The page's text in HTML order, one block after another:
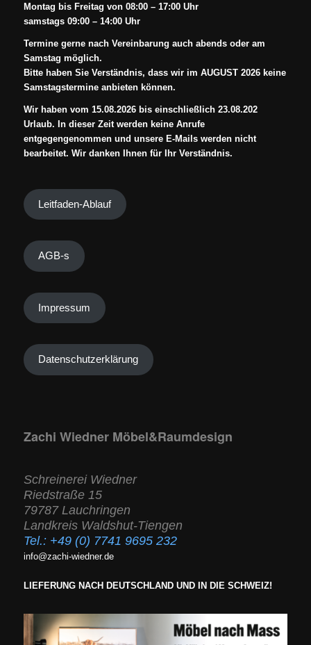
Montag bis Freitag von 08:00 – 17:00 Uhr
samstags 09:00 – 14:00 Uhr
Termine gerne nach Vereinbarung auch abends oder am
Samstag möglich.
Bitte haben Sie Verständnis, dass wir im AUGUST 2026 keine
Samstagstermine anbieten können.
Wir haben vom 15.08.2026 bis einschließlich 23.08.202
Urlaub. In dieser Zeit werden keine Anrufe
entgegengenommen und unsere E-Mails werden nicht
bearbeitet. Wir danken Ihnen für Ihr Verständnis.
Leitfaden-Ablauf
AGB-s
Impressum
Datenschutzerklärung
Zachi Wiedner Möbel&Raumdesign
Schreinerei Wiedner
Riedstraße 15
79787 Lauchringen
Landkreis Waldshut-Tiengen
Tel.: +49 (0) 7741 9695 232
info@zachi-wiedner.de
LIEFERUNG NACH DEUTSCHLAND UND IN DIE SCHWEIZ!